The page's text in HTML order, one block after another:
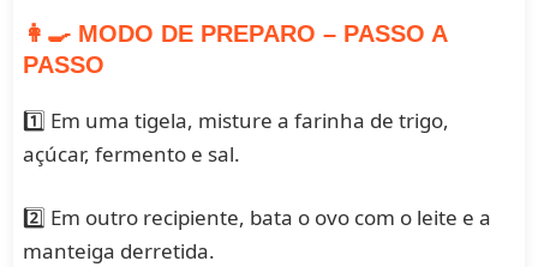
👩‍🍳 MODO DE PREPARO – PASSO A
PASSO
1️⃣ Em uma tigela, misture a farinha de trigo,
açúcar, fermento e sal.
2️⃣ Em outro recipiente, bata o ovo com o leite e a
manteiga derretida.